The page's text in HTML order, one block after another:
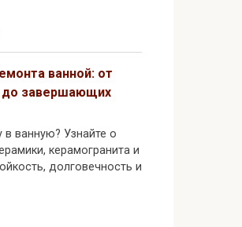
ванной: от
до завершающих
в ванную? Узнайте о
керамогранита и
долговечность и